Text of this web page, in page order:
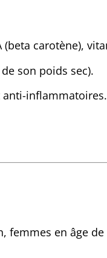
carotène),
son poids sec).
anti-inflammatoires.
femmes en âge